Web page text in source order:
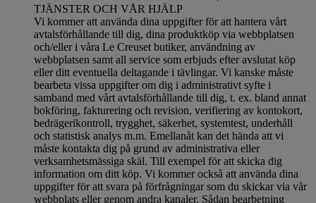
TJÄNSTER OCH VÅR HJÄLP
Vi kommer att använda dina uppgifter för att hantera vårt
avtalsförhållande till dig, dina produktköp via webbplatsen
och/eller i våra Le Creuset butiker, användning av
webbplatsen samt all service som erbjuds efter avslutat köp
eller ditt eventuella deltagande i tävlingar. Vi kanske måste
bearbeta vissa uppgifter om dig i administrativt syfte i
samband med vårt avtalsförhållande till dig, t. ex. bland annat
bokföring, fakturering och revision, verifiering av kontokort,
bedrägerikontroll, trygghet, säkerhet, systemtest, underhåll
och statistisk analys m.m. Emellanåt kan det hända att vi
måste kontakta dig på grund av administrativa eller
verksamhetsmässiga skäl. Till exempel för att skicka dig
information om ditt köp. Vi kommer också att använda dina
uppgifter för att svara på förfrågningar som du skickar via vår
webbplats eller genom andra kanaler. Sådan bearbetning